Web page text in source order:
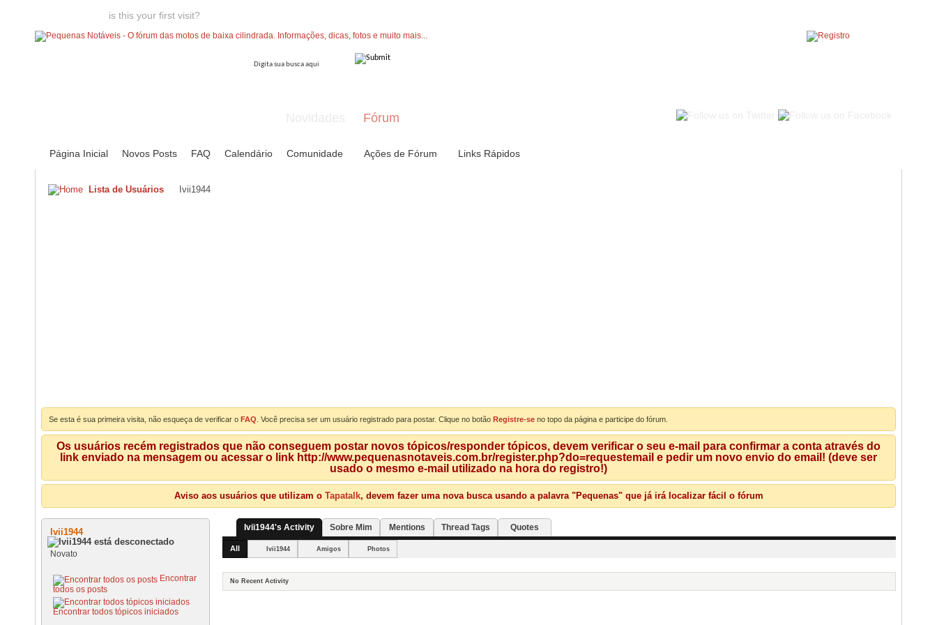
is this your first visit?
Fórum
Página Inicial Novos Posts FAQ Calendário Comunidade Ações de Fórum Links Rápidos
Lista de Usuários Ivii1944
Se esta é sua primeira visita, não esqueça de verificar o FAQ . Você precisa ser um usuário registrado para postar. Clique no botão Registre-se no topo da página e participe do fórum.
Os usuários recém registrados que não conseguem postar novos tópicos/responder tópicos, devem verificar o seu e-mail para confirmar a conta através do
link enviado na mensagem ou acessar o link http://www.pequenasnotaveis.com.br/register.php?do=requestemail e pedir um novo envio do email! (deve ser
usado o mesmo e-mail utilizado na hora do registro!)
Aviso aos usuários que utilizam o Tapatalk, devem fazer uma nova busca usando a palavra "Pequenas" que já irá localizar fácil o fórum
Ivii1944
Novato
Encontrar
todos os posts
Encontrar todos tópicos iniciados
Ivii1944's Activity Sobre Mim Mentions Thread Tags Quotes
All Ivii1944 Amigos Photos
No Recent Activity